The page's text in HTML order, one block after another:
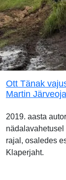
Ott Tänak
Martin Järveoja
2019. aasta
nädalavahetusel
rajal, osaledes
Klaperjaht.